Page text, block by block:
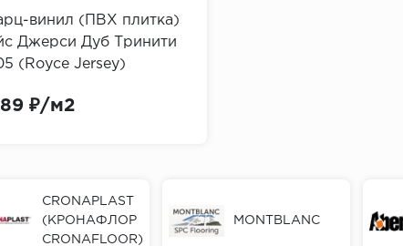
винил (ПВХ плитка)
Джерси Дуб Тринити
(Royce Jersey)
₽/м2
CRONAPLAST
(КРОНАФЛОР
CRONAFLOOR)
MONTBLANС